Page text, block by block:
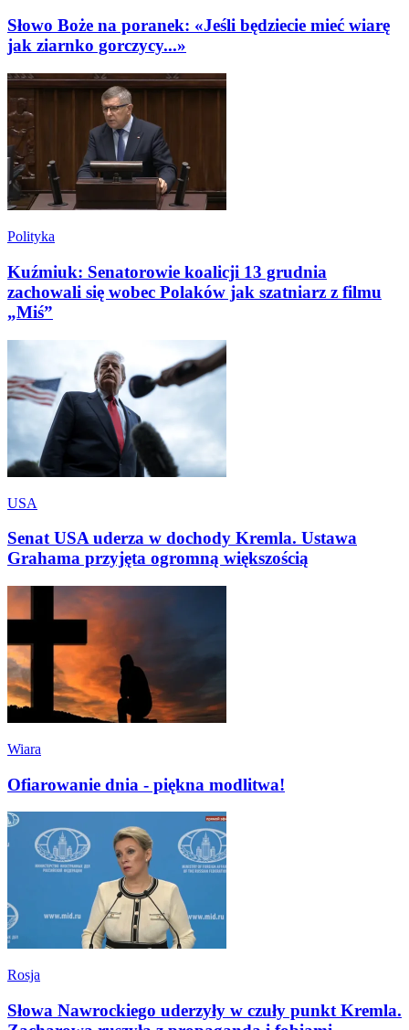
Słowo Boże na poranek: «Jeśli będziecie mieć wiarę
jak ziarnko gorczycy...»
Polityka
Kuźmiuk: Senatorowie koalicji 13 grudnia
zachowali się wobec Polaków jak szatniarz z filmu
„Miś”
USA
Senat USA uderza w dochody Kremla. Ustawa
Grahama przyjęta ogromną większością
Wiara
Ofiarowanie dnia - piękna modlitwa!
Rosja
Słowa Nawrockiego uderzyły w czuły punkt Kremla.